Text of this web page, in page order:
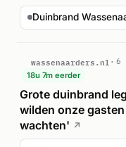
wassenaarders.nl
6
18u 7m eerder
Grote duinbrand
wilden onze
wachten' ↗